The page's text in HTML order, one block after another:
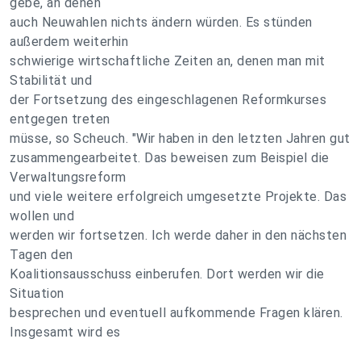
auch Neuwahlen nichts ändern würden. Es stünden
außerdem weiterhin
schwierige wirtschaftliche Zeiten an, denen man mit
Stabilität und
der Fortsetzung des eingeschlagenen Reformkurses
entgegen treten
müsse, so Scheuch. "Wir haben in den letzten Jahren gut
zusammengearbeitet. Das beweisen zum Beispiel die
Verwaltungsreform
und viele weitere erfolgreich umgesetzte Projekte. Das
wollen und
werden wir fortsetzen. Ich werde daher in den nächsten
Tagen den
Koalitionsausschuss einberufen. Dort werden wir die
Situation
besprechen und eventuell aufkommende Fragen klären.
Insgesamt wird es